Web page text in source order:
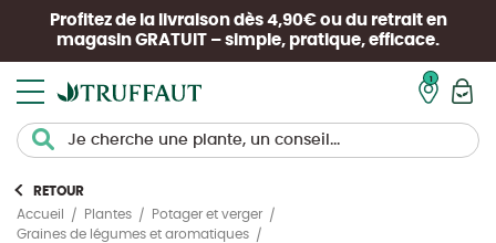
Profitez de la livraison dès 4,90€ ou du retrait en
magasin GRATUIT – simple, pratique, efficace.
RETOUR
Accueil
Plantes
Potager et verger
Graines de légumes et aromatiques